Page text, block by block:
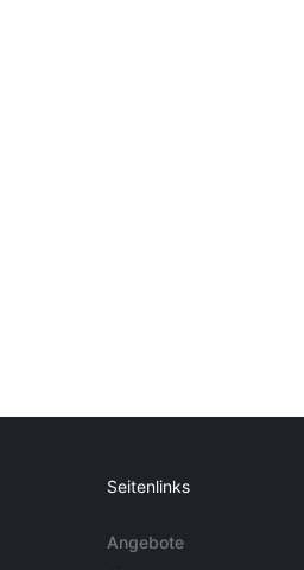
Seitenlinks
Angebote